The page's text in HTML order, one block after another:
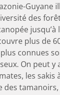
Guyane
des
jusqu’à
plus de
connues
On peut y
les sakis
des